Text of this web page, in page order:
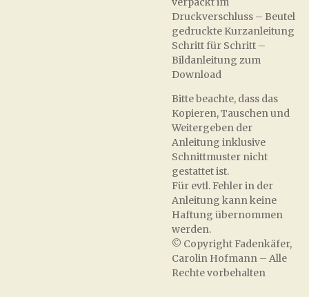
Druckverschluss – Beutel
gedruckte Kurzanleitung
Schritt für Schritt –
Bildanleitung zum
Download
Bitte beachte, dass das
Kopieren, Tauschen und
Weitergeben der
Anleitung inklusive
Schnittmuster nicht
gestattet ist.
Für evtl. Fehler in der
Anleitung kann keine
Haftung übernommen
werden.
© Copyright Fadenkäfer,
Carolin Hofmann – Alle
Rechte vorbehalten